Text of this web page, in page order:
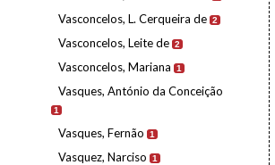
Vasconcelos, L. Cerqueira de 2
Vasconcelos, Leite de 2
Vasconcelos, Mariana 1
Vasques, António da Conceição
1
Vasques, Fernão 1
Vasquez, Narciso 1